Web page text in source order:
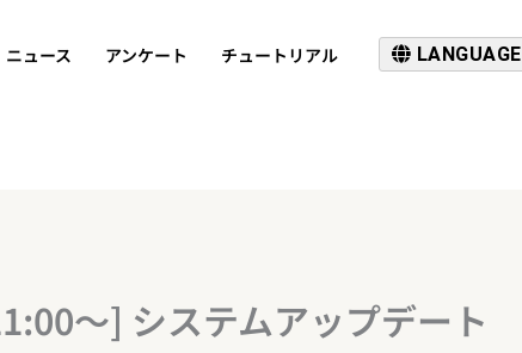
ニュース アンケート チュートリアル LANGUAGE
～] システムアップデート